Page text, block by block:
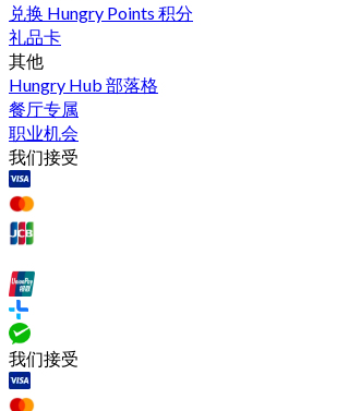
兑换 Hungry Points 积分
礼品卡
其他
Hungry Hub 部落格
餐厅专属
职业机会
我们接受
我们接受